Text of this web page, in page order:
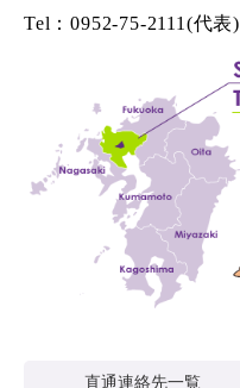
Tel：0952-75-2111(代表)
直通連絡先一覧